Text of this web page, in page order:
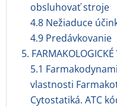
obsluhovať stroje
4.8 Nežiaduce
4.9 Predávkovanie
5.
5.1
vlastnosti
Cytostatiká. ATC